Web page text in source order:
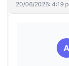
20/06/2026: 4:19
A